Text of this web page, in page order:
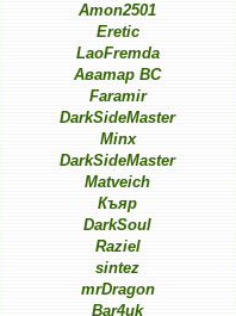
Amon2501
Eretic
LaoFremda
Аватар ВС
Faramir
DarkSideMaster
Minx
DarkSideMaster
Matveich
Къяр
DarkSoul
Raziel
sintez
mrDragon
Bar4uk